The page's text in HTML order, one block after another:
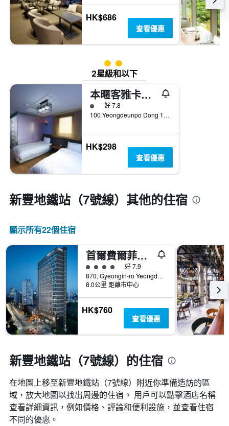
HK$686
查看優惠
2星級評級
2星級和以下
本暱客雅卡考飯店
1​星級評級
好 7.8
100 Yeongdeunpo Dong 1 Ga Yeongdeungpo Gu, 首爾, 韓國
HK$298
查看優惠
新豐地鐵站（7號線）​其他的住宿
顯示所有22​個住宿
首爾費爾菲爾德萬豪酒店
4星級評級
好 7.9
870, Gyeongin-ro Yeongdeungpo-gu, 首爾, 韓國
8.0公里 距離市中心
HK$760
查看優惠
新豐地鐵站（7號線）的住宿
在地圖上移至新豐地鐵站（7號線）​​附近你準備造訪的區
域，放大地圖以找出周邊的住宿。 用戶可以點擊酒店名稱
查看詳細資訊，例如價格、評論和便利設施，並查看住宿
不同的優惠。